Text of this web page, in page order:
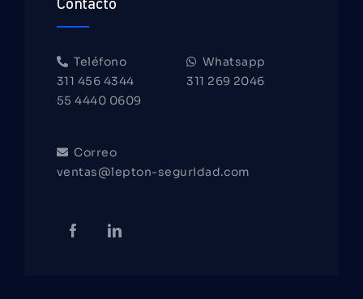
Contacto
Teléfono
311 456 4344
55 4440 0609
Whatsapp
311 269 2046
Correo
ventas@lepton-seguridad.com